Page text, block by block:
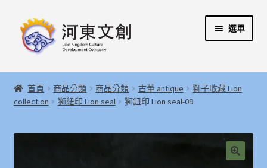
跳
至
跳
至
容
選單
首頁
河東文創開發股份有限公司
選
單
河東堂獅子博物館
展
開
子
首頁 商品分類 商品分類 古董 antique
獅子收藏 Lion
collection
獅紐印 Lion seal 獅鈕印 Lion seal-09